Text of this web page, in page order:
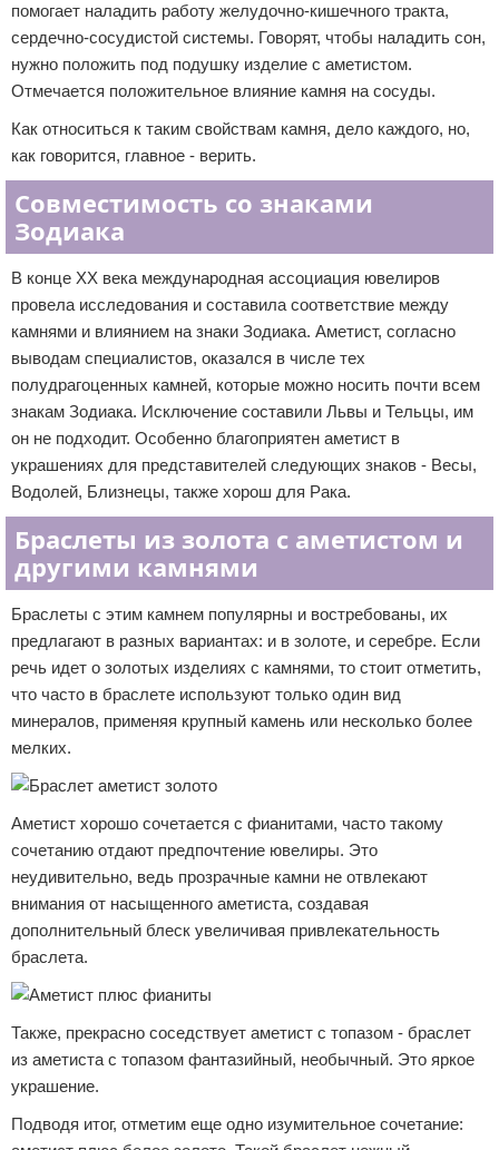
помогает наладить работу желудочно-кишечного тракта,
сердечно-сосудистой системы. Говорят, чтобы наладить сон,
нужно положить под подушку изделие с аметистом.
Отмечается положительное влияние камня на сосуды.
Как относиться к таким свойствам камня, дело каждого, но,
как говорится, главное - верить.
Совместимость со знаками
Зодиака
В конце XX века международная ассоциация ювелиров
провела исследования и составила соответствие между
камнями и влиянием на знаки Зодиака. Аметист, согласно
выводам специалистов, оказался в числе тех
полудрагоценных камней, которые можно носить почти всем
знакам Зодиака. Исключение составили Львы и Тельцы, им
он не подходит. Особенно благоприятен аметист в
украшениях для представителей следующих знаков - Весы,
Водолей, Близнецы, также хорош для Рака.
Браслеты из золота с аметистом и
другими камнями
Браслеты с этим камнем популярны и востребованы, их
предлагают в разных вариантах: и в золоте, и серебре. Если
речь идет о золотых изделиях с камнями, то стоит отметить,
что часто в браслете используют только один вид
минералов, применяя крупный камень или несколько более
мелких.
Аметист хорошо сочетается с фианитами, часто такому
сочетанию отдают предпочтение ювелиры. Это
неудивительно, ведь прозрачные камни не отвлекают
внимания от насыщенного аметиста, создавая
дополнительный блеск увеличивая привлекательность
браслета.
Также, прекрасно соседствует аметист с топазом - браслет
из аметиста с топазом фантазийный, необычный. Это яркое
украшение.
Подводя итог, отметим еще одно изумительное сочетание: